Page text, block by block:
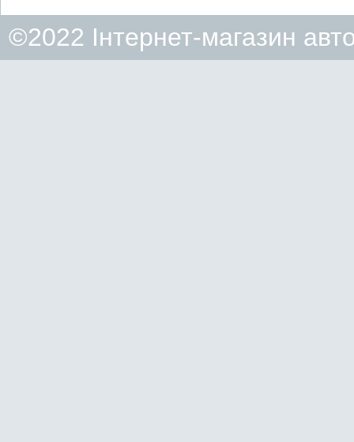
©2022 Інтернет-магазин